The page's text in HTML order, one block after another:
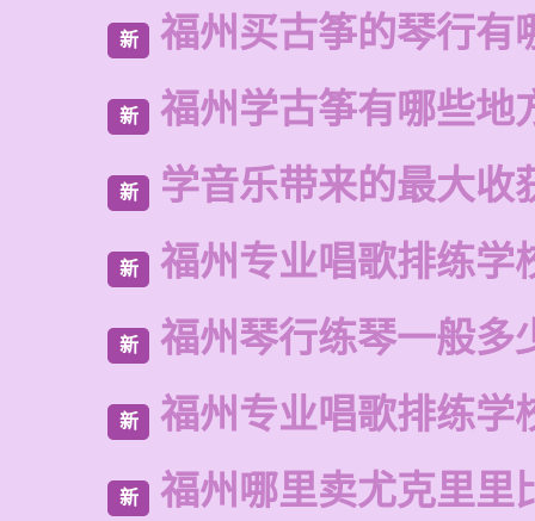
新 福州买古筝的琴行有
新 福州学古筝有哪些地
新 学音乐带来的最大收
新 福州专业唱歌排练学
新 福州琴行练琴一般多
新 福州专业唱歌排练学
新 福州哪里卖尤克里里